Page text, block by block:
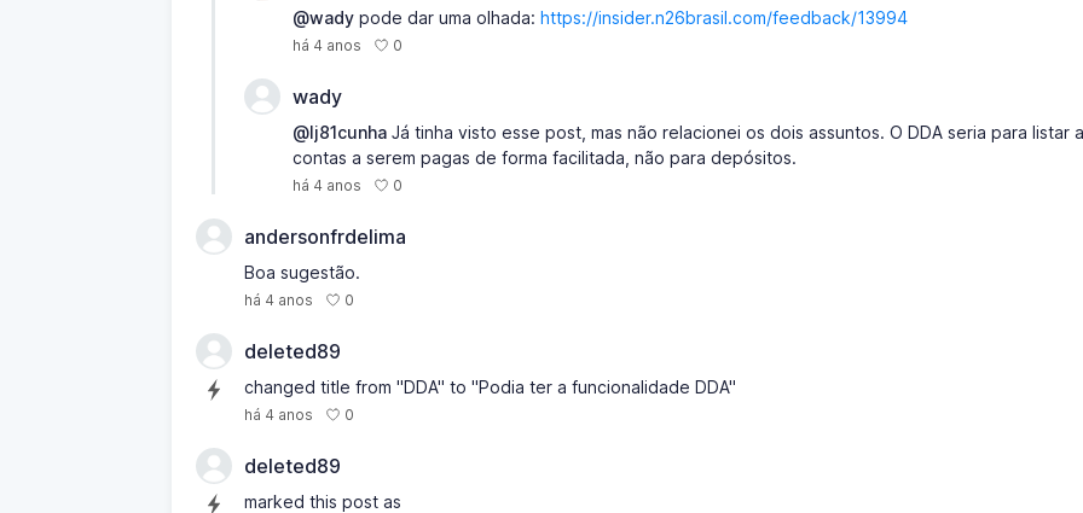
@wady pode dar uma olhada: https://insider.n26brasil.com/feedback/13994
há 4 anos 0
wady
@lj81cunha Já tinha visto esse post, mas não relacionei os dois assuntos. O DDA seria para listar
contas a serem pagas de forma facilitada, não para depósitos.
há 4 anos 0
andersonfrdelima
Boa sugestão.
há 4 anos 0
deleted89
changed title from "DDA" to "Podia ter a funcionalidade DDA"
há 4 anos 0
deleted89
marked this post as